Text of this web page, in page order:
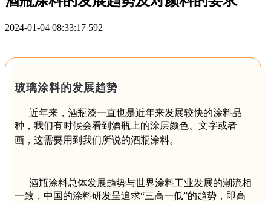
2024-01-04 08:33:17 592
玻璃涂料的发展趋势
近年来，酒瓶漆一直也是近年来发展较快的涂料品
种，我们有时候会看到酒瓶上的涂层颜色、文字或者
画，这需要用到我们所说的酒瓶涂料。
酒瓶涂料总体发展趋势与世界涂料工业发展的潮流相
一致，中国的涂料研发呈追求“三高一低”的趋势，即高